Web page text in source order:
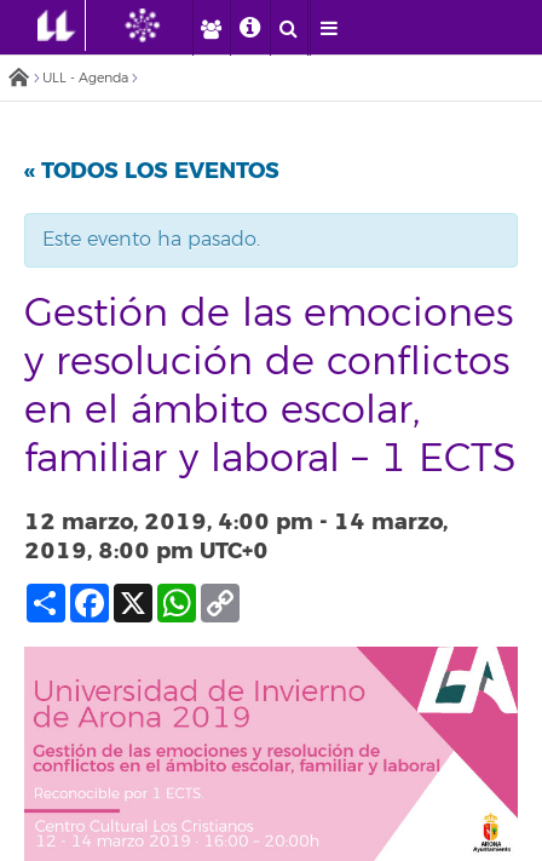
ULL - Agenda
« TODOS LOS EVENTOS
Este evento ha pasado.
Gestión de las emociones
y resolución de conflictos
en el ámbito escolar,
familiar y laboral – 1 ECTS
12 marzo, 2019, 4:00 pm - 14 marzo,
2019, 8:00 pm UTC+0
Compartir
Facebook
X WhatsApp